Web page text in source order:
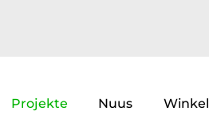
Projekte Nuus Winkel